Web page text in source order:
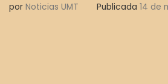
por Noticias UMT Publicada 14 de